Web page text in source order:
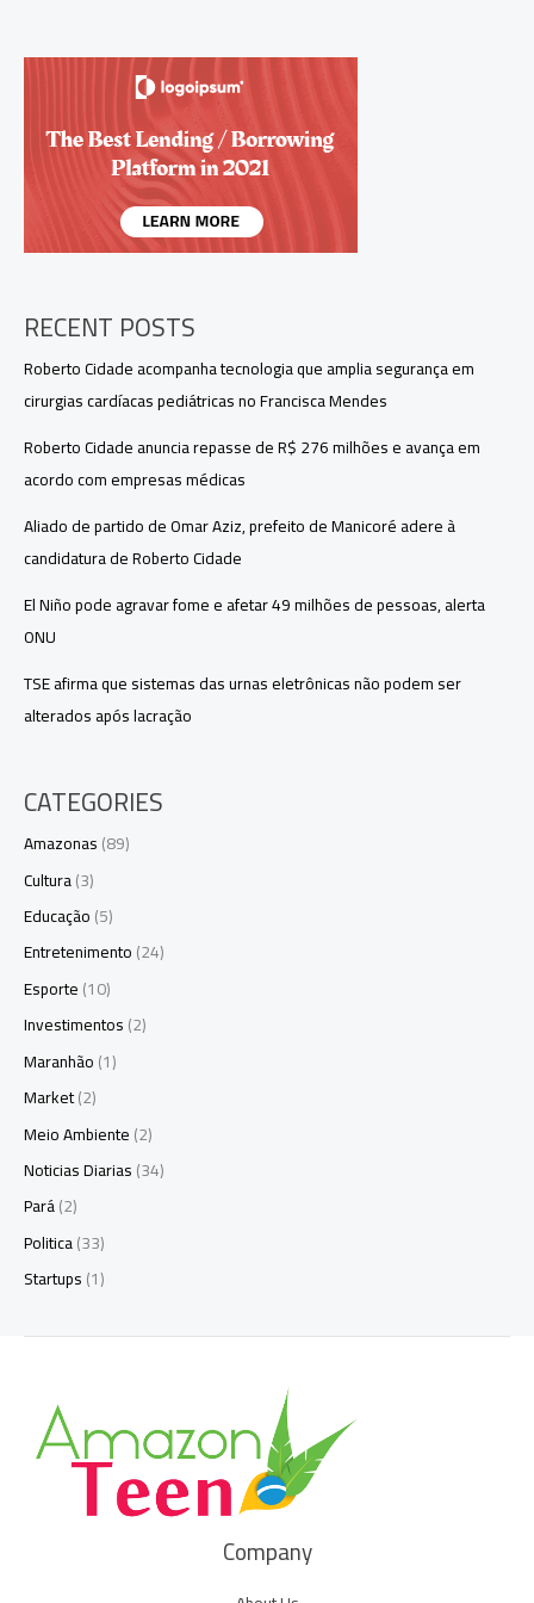
Presente,
entrega
RECENT POSTS
Roberto Cidade acompanha tecnologia que amplia segurança em
cirurgias cardíacas pediátricas no Francisca Mendes
Roberto Cidade anuncia repasse de R$ 276 milhões e avança em
acordo com empresas médicas
Aliado de partido de Omar Aziz, prefeito de Manicoré adere à
candidatura de Roberto Cidade
El Niño pode agravar fome e afetar 49 milhões de pessoas, alerta
ONU
TSE afirma que sistemas das urnas eletrônicas não podem ser
alterados após lacração
CATEGORIES
Amazonas(89)
Cultura(3)
Educação(5)
Entretenimento(24)
Esporte(10)
Investimentos(2)
Maranhão(1)
Market(2)
Meio Ambiente(2)
Noticias Diarias(34)
Pará(2)
Politica(33)
Startups(1)
Company